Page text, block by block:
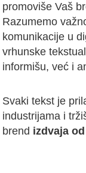
promoviše Vaš
Razumemo
komunikacije u
vrhunske
informišu, već i
Svaki tekst je
industrijama i
brend izdvaja